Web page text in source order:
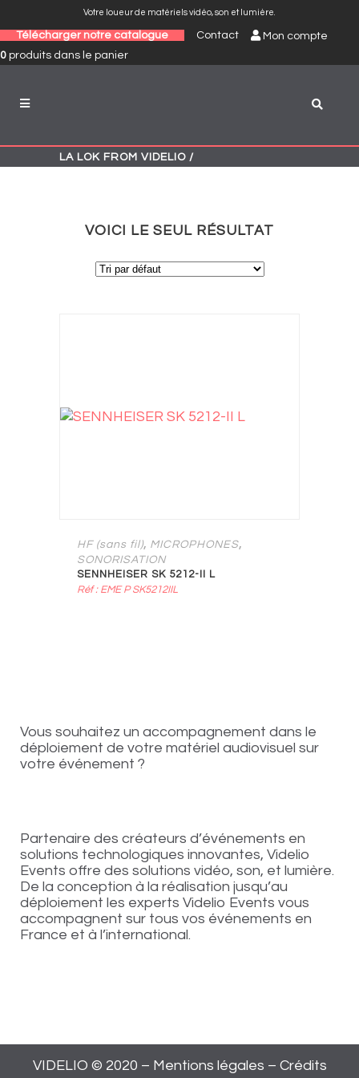
Votre loueur de matériels vidéo, son et lumière.
Télécharger notre catalogue Contact
Mon compte
0 produits dans le panier
LA LOK FROM VIDELIO /
VOICI LE SEUL RÉSULTAT
HF (sans fil), MICROPHONES,
SONORISATION
SENNHEISER SK 5212-II L
Réf : EME P SK5212IIL
Vous souhaitez un accompagnement dans le
déploiement de votre matériel audiovisuel sur
votre événement ?
Partenaire des créateurs d’événements en
solutions technologiques innovantes, Videlio
Events offre des solutions vidéo, son, et lumière.
De la conception à la réalisation jusqu’au
déploiement les experts Videlio Events vous
accompagnent sur tous vos événements en
France et à l’international.
VIDELIO © 2020 – Mentions légales – Crédits